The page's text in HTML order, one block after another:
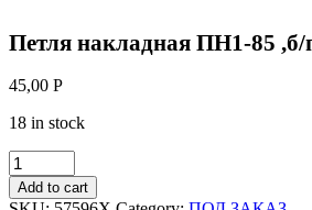
Петля накладная ПН1-85
45,00 Р
18 in stock
Петля
накладная
ПН1-
Add to cart